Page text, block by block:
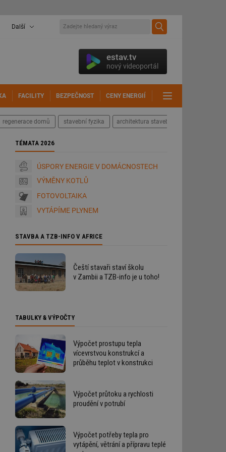
Další
estav.tv
nový videoportál
FACILITY BEZPEČNOST CENY ENERGIÍ
regenerace domů stavební fyzika architektura staveb
TÉMATA 2026
ÚSPORY ENERGIE V DOMÁCNOSTECH
VÝMĚNY KOTLŮ
FOTOVOLTAIKA
VYTÁPÍME PLYNEM
STAVBA A TZB-INFO V AFRICE
Čeští stavaři staví školu
v Zambii a TZB-info je u toho!
TABULKY & VÝPOČTY
Výpočet prostupu tepla
vícevrstvou konstrukcí a
průběhu teplot v konstrukci
Výpočet průtoku a rychlosti
proudění v potrubí
Výpočet potřeby tepla pro
vytápění, větrání a přípravu teplé